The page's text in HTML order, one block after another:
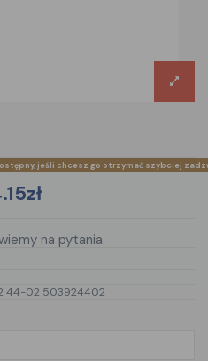
jeśli chcesz go otrzymać szybciej
na pytania.
44-02 503924402